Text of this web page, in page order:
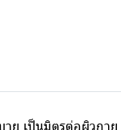
เป็นมิตรต่อผิวกา